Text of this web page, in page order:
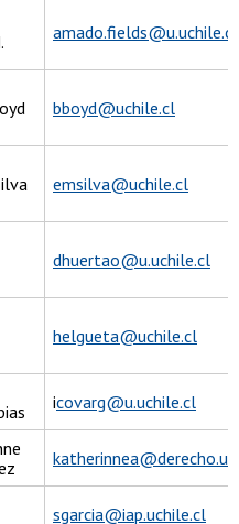
amado.fields@u.uchile.cl
bboyd@uchile.cl
emsilva@uchile.cl
dhuertao@u.uchile.cl
helgueta@uchile.cl
icovarg@u.uchile.cl
sgarcia@iap.uchile.cl